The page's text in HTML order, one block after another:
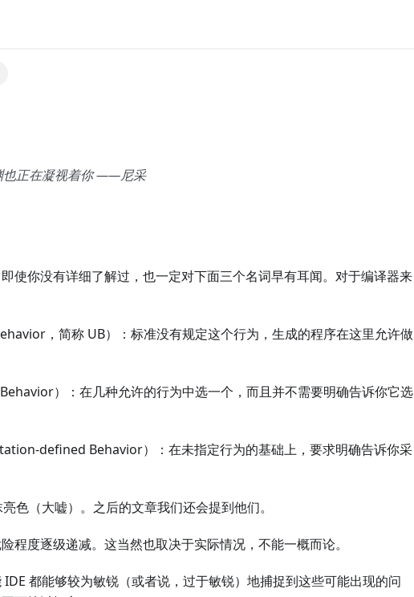
也正在凝视着你 ——尼采
使你没有详细了解过，也一定对下面三个名词早有耳闻。对于编译器来
，简称 UB）：标准没有规定这个行为，生成的程序在这里允许做
）：在几种允许的行为中选一个，而且并不需要明确告诉你它选
defined Behavior）：在未指定行为的基础上，要求明确告诉你采
色（大嘘）。之后的文章我们还会提到他们。
程度逐级递减。这当然也取决于实际情况，不能一概而论。
都能够较为敏锐（或者说，过于敏锐）地捕捉到这些可能出现的问